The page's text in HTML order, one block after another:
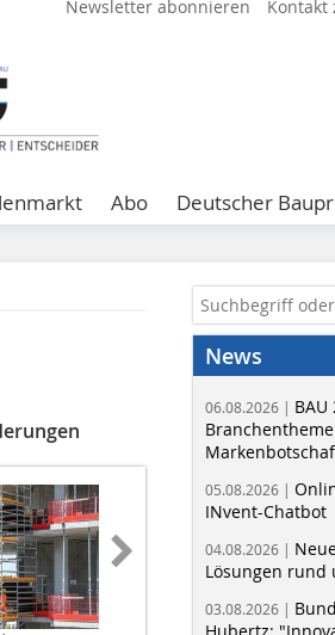
Newsletter abonnieren Kontakt
Abo Deutscher
News
06.08.2026 |
05.08.2026 |
INvent-Chatbot
04.08.2026 |
Lösungen rund
03.08.2026 |